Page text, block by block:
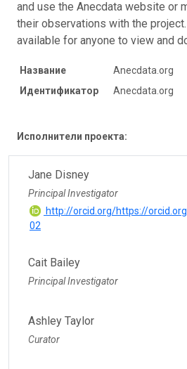
and use the Anecdata website or
their observations with the
available for anyone to view and
Название
Anecdata.org
Идентификатор
Anecdata.org
Исполнители проекта:
Jane Disney
Principal Investigator
http://orcid.org/https://
02
Cait Bailey
Principal Investigator
Ashley Taylor
Curator